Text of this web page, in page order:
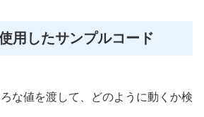
用したサンプルコード
な値を渡して、どのように動くか検